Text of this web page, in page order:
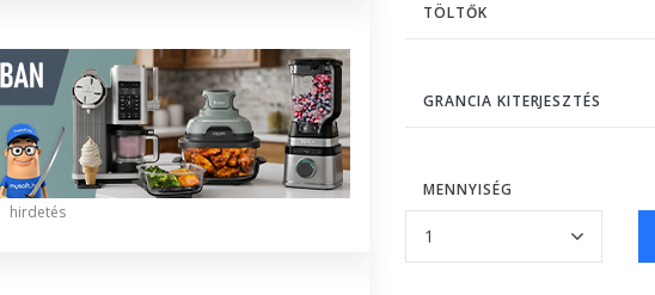
hirdetés
TÖLTŐK
GRANCIA KITERJESZTÉS
MENNYISÉG